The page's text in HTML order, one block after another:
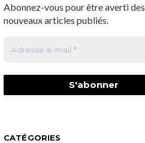
Abonnez-vous pour être averti des
nouveaux articles publiés.
CATÉGORIES